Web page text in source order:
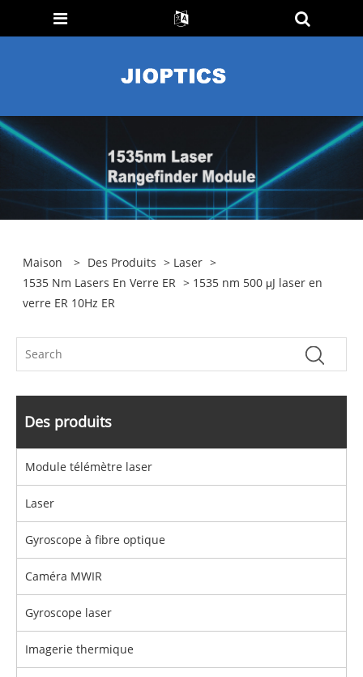
Maison > Des Produits > Laser >
1535 Nm Lasers En Verre ER > 1535 nm 500 μJ laser en
verre ER 10Hz ER
Des produits
Module télémètre laser
Laser
Gyroscope à fibre optique
Caméra MWIR
Gyroscope laser
Imagerie thermique